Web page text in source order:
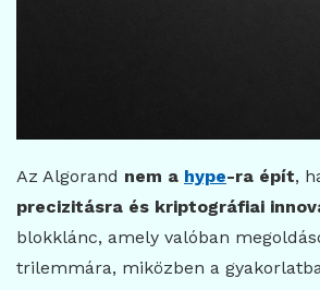
Az Algorand nem a hype-ra épít,
precizitásra és kriptográfiai
blokklánc, amely valóban
trilemmára, miközben a